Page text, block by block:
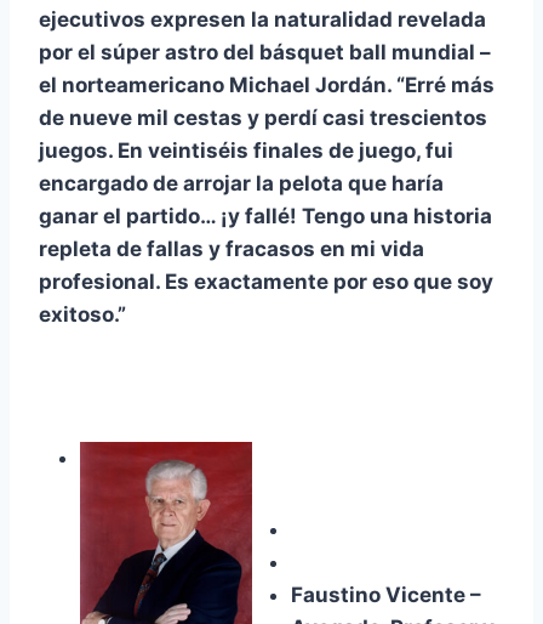
ejecutivos expresen la naturalidad revelada
por el súper astro del básquet ball mundial –
el norteamericano Michael Jordán. “Erré más
de nueve mil cestas y perdí casi trescientos
juegos. En veintiséis finales de juego, fui
encargado de arrojar la pelota que haría
ganar el partido… ¡y fallé! Tengo una historia
repleta de fallas y fracasos en mi vida
profesional. Es exactamente por eso que soy
exitoso.”
Faustino Vicente –